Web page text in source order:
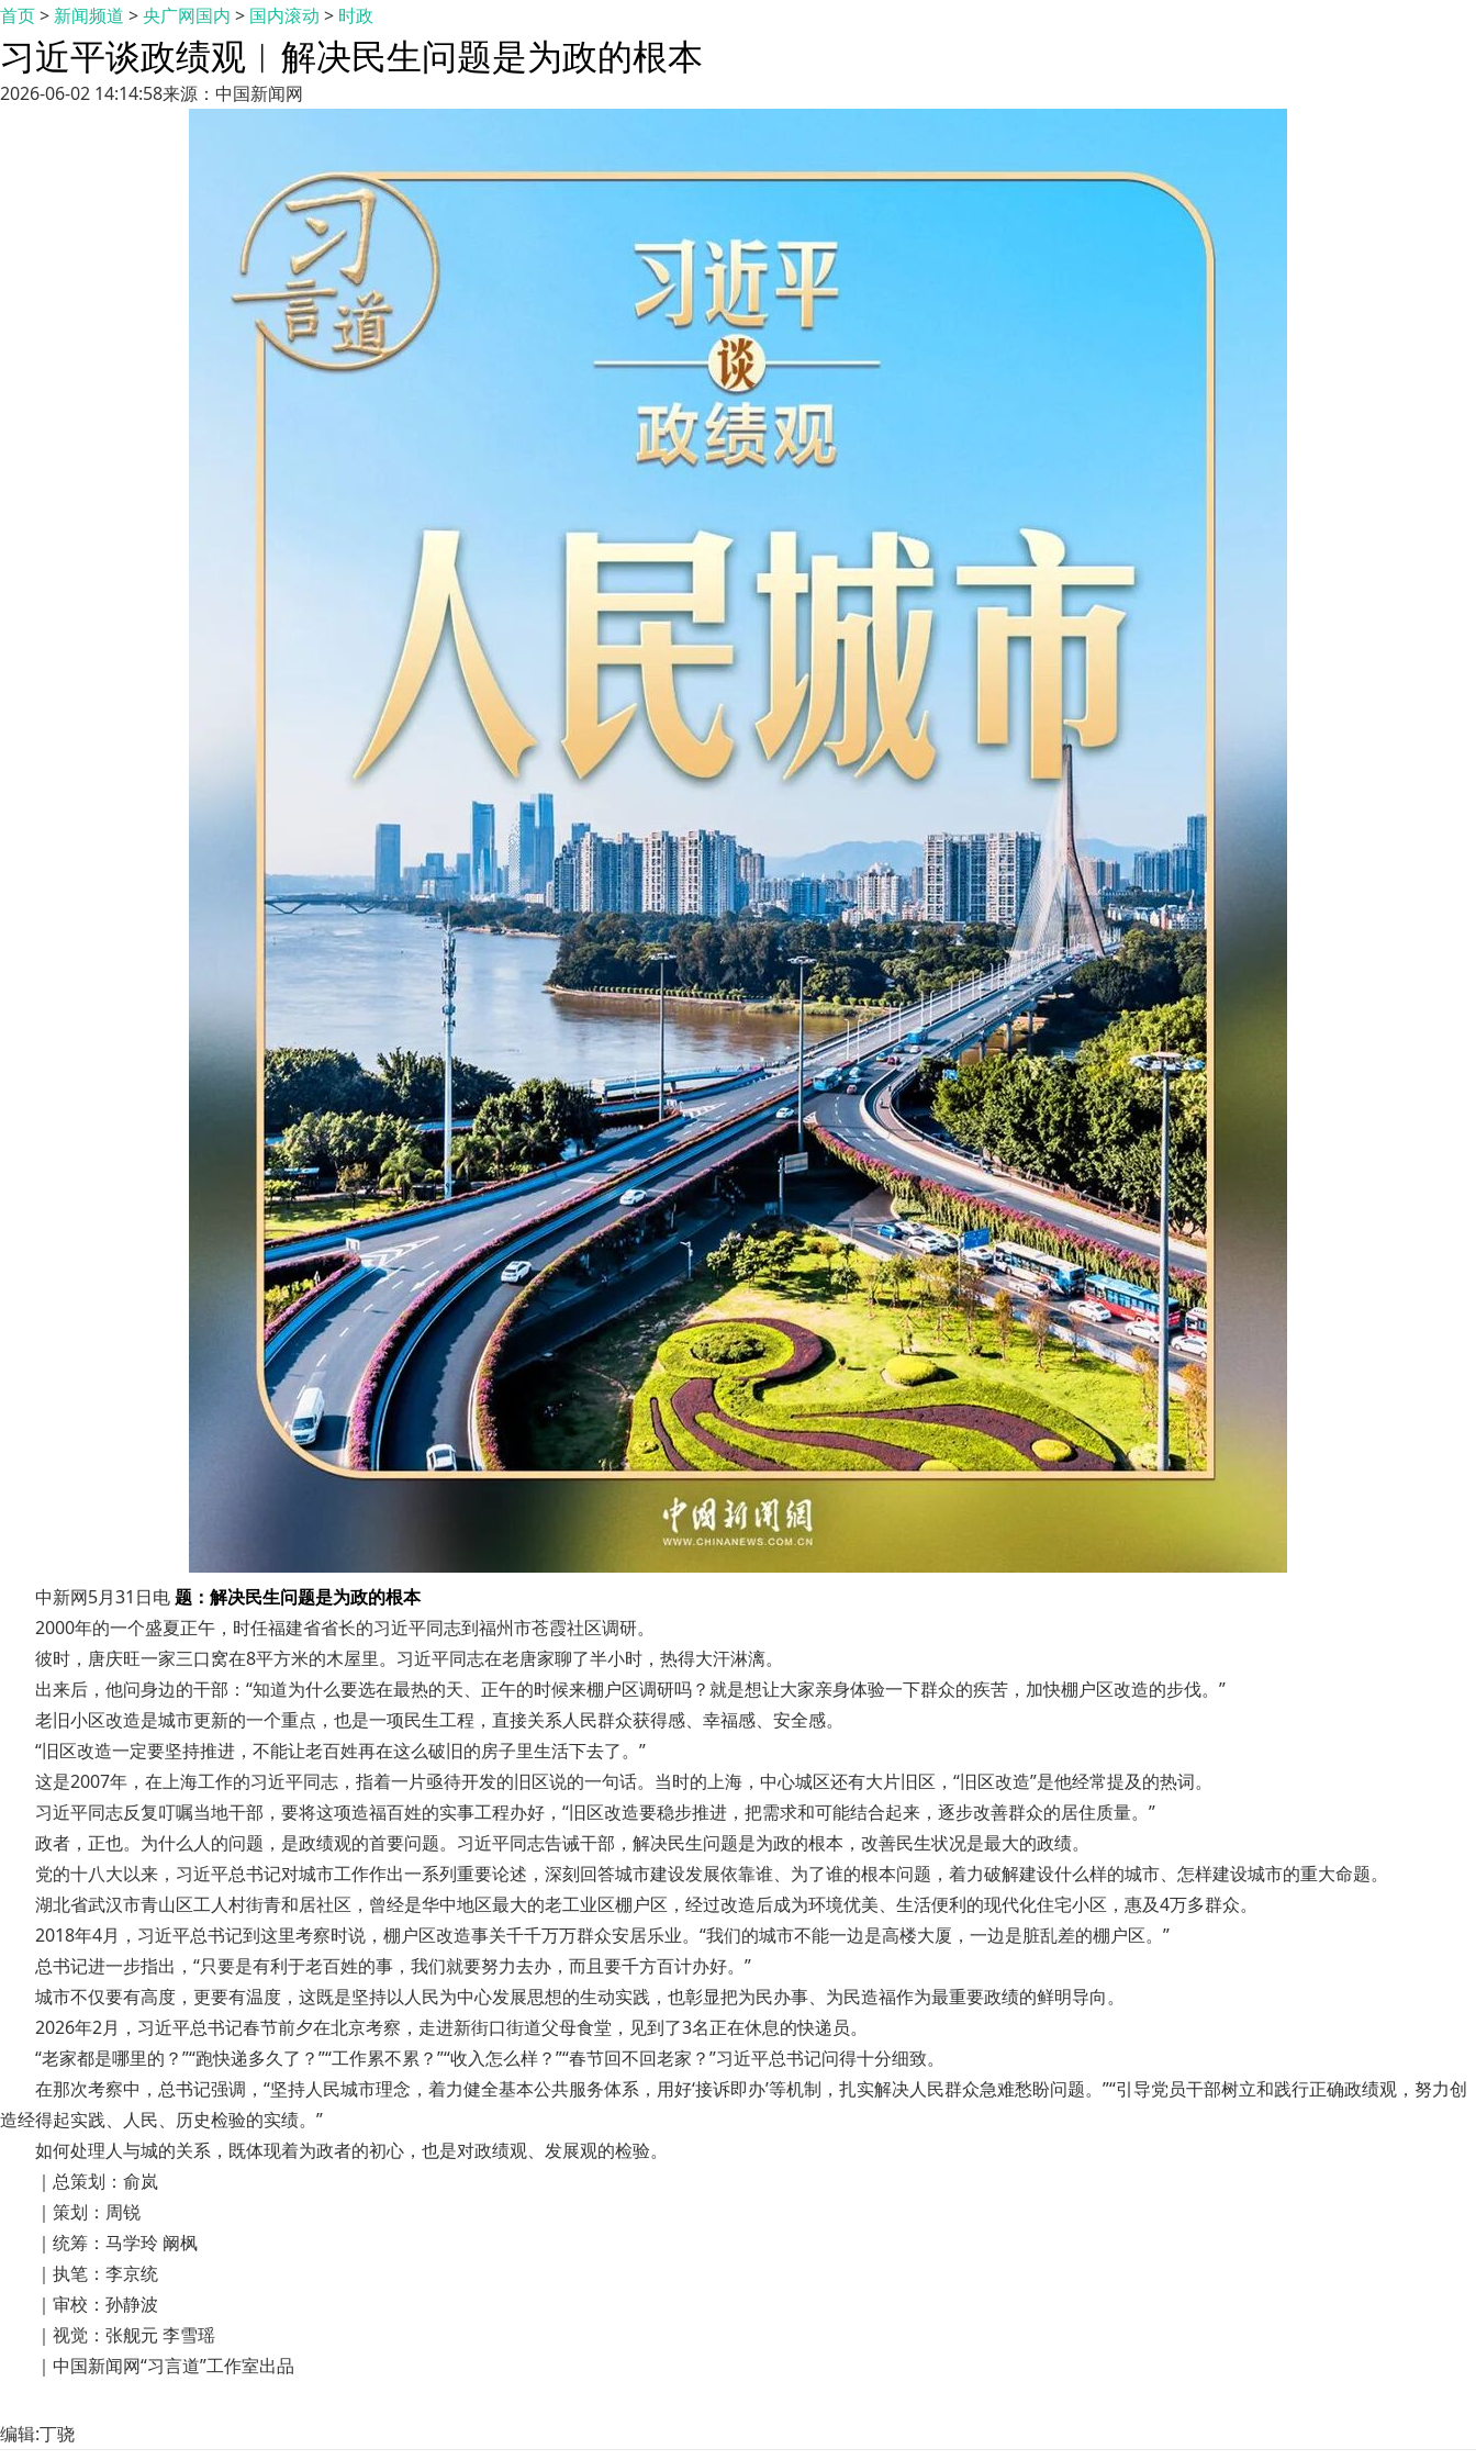
首页> 新闻频道 >央广网国内 > 国内滚动 > 时政
习近平谈政绩观︱解决民生问题是为政的根本
2026-06-02 14:14:58来源：中国新闻网
中新网5月31日电题：解决民生问题是为政的根本
2000年的一个盛夏正午，时任福建省省长的习近平同志到福州市苍霞社区调研。
彼时，唐庆旺一家三口窝在8平方米的木屋里。习近平同志在老唐家聊了半小时，热得大汗淋漓。
出来后，他问身边的干部：“知道为什么要选在最热的天、正午的时候来棚户区调研吗？就是想让大家亲身体验一下群众的疾苦，加快棚户区改造的步伐。”
老旧小区改造是城市更新的一个重点，也是一项民生工程，直接关系人民群众获得感、幸福感、安全感。
“旧区改造一定要坚持推进，不能让老百姓再在这么破旧的房子里生活下去了。”
这是2007年，在上海工作的习近平同志，指着一片亟待开发的旧区说的一句话。当时的上海，中心城区还有大片旧区，“旧区改造”是他经常提及的热词。
习近平同志反复叮嘱当地干部，要将这项造福百姓的实事工程办好，“旧区改造要稳步推进，把需求和可能结合起来，逐步改善群众的居住质量。”
政者，正也。为什么人的问题，是政绩观的首要问题。习近平同志告诫干部，解决民生问题是为政的根本，改善民生状况是最大的政绩。
党的十八大以来，习近平总书记对城市工作作出一系列重要论述，深刻回答城市建设发展依靠谁、为了谁的根本问题，着力破解建设什么样的城市、怎样建设城市的重大命题。
湖北省武汉市青山区工人村街青和居社区，曾经是华中地区最大的老工业区棚户区，经过改造后成为环境优美、生活便利的现代化住宅小区，惠及4万多群众。
2018年4月，习近平总书记到这里考察时说，棚户区改造事关千千万万群众安居乐业。“我们的城市不能一边是高楼大厦，一边是脏乱差的棚户区。”
总书记进一步指出，“只要是有利于老百姓的事，我们就要努力去办，而且要千方百计办好。”
城市不仅要有高度，更要有温度，这既是坚持以人民为中心发展思想的生动实践，也彰显把为民办事、为民造福作为最重要政绩的鲜明导向。
2026年2月，习近平总书记春节前夕在北京考察，走进新街口街道父母食堂，见到了3名正在休息的快递员。
“老家都是哪里的？”“跑快递多久了？”“工作累不累？”“收入怎么样？”“春节回不回老家？”习近平总书记问得十分细致。
在那次考察中，总书记强调，“坚持人民城市理念，着力健全基本公共服务体系，用好‘接诉即办’等机制，扎实解决人民群众急难愁盼问题。”“引导党员干部树立和践行正确政绩观，努力创
造经得起实践、人民、历史检验的实绩。”
如何处理人与城的关系，既体现着为政者的初心，也是对政绩观、发展观的检验。
｜总策划：俞岚
｜策划：周锐
｜统筹：马学玲 阚枫
｜执笔：李京统
｜审校：孙静波
｜视觉：张舰元 李雪瑶
｜中国新闻网“习言道”工作室出品
编辑:丁骁